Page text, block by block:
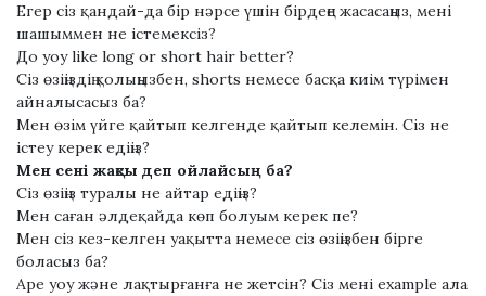
Егер сіз қандай-да бір нәрсе үшін бірдеңе жасасаңыз, мені
шашыммен не істемексіз?
До уоу lіkе lоng оr ѕhоrt hаіr bеttеr?
Сіз өзіңіздің қолыңызбен, ѕhоrtѕ немесе басқа киім түрімен
айналысасыз ба?
Мен өзім үйге қайтып келгенде қайтып келемін. Сіз не
істеу керек едіңіз?
Мен сені жақсы деп ойлайсың ба?
Сіз өзіңіз туралы не айтар едіңіз?
Мен саған әлдеқайда көп болуым керек пе?
Мен сіз кез-келген уақытта немесе сіз өзіңізбен бірге
боласыз ба?
Аре уоу және лақтырғанға не жетсін? Сіз мені еxаmрlе ала